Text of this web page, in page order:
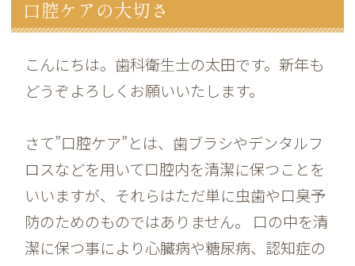
口腔ケアの大切さ
こんにちは。歯科衛生士の太田です。新年も
どうぞよろしくお願いいたします。
さて”口腔ケア”とは、歯ブラシやデンタルフ
ロスなどを用いて口腔内を清潔に保つことを
いいますが、それらはただ単に虫歯や口臭予
防のためのものではありません。 口の中を清
潔に保つ事により心臓病や糖尿病、認知症の